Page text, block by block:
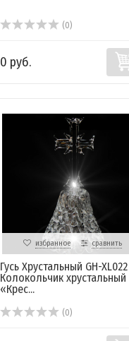
(0)
0 руб.
избранное сравнить
Гусь Хрустальный GH-
Колокольчик хрустальный
«Крес...
(0)